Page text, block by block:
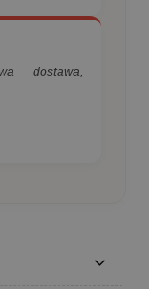
dostawa,